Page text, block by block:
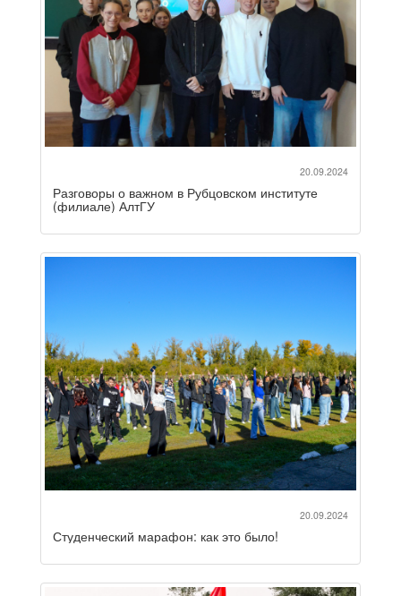
20.09.2024
Разговоры о важном в Рубцовском институте
(филиале) АлтГУ
20.09.2024
Студенческий марафон: как это было!